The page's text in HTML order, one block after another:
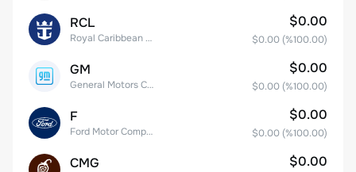
RCL
Royal Caribbean Group
$0.00
$0.00 (%100.00)
GM
General Motors Company
$0.00
$0.00 (%100.00)
F
Ford Motor Company
$0.00
$0.00 (%100.00)
CMG $0.00